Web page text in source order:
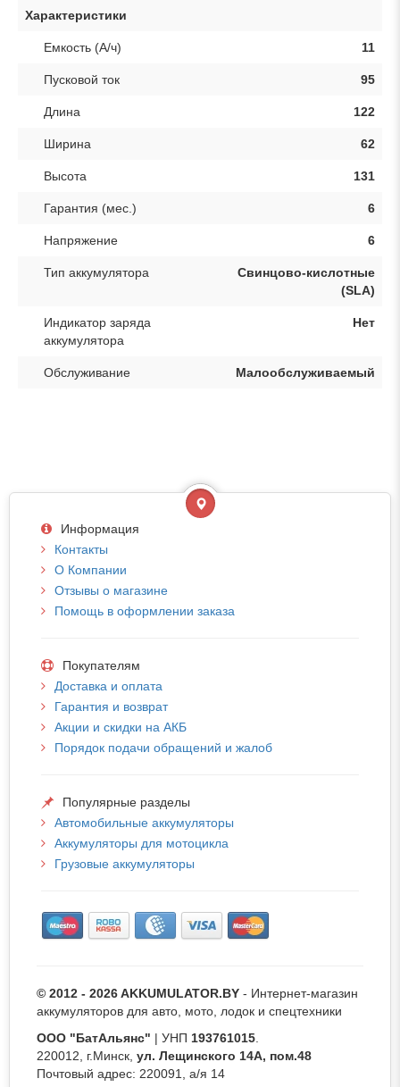
Характеристики
Емкость (А/ч) 11
Пусковой ток 95
Длина 122
Ширина 62
Высота 131
Гарантия (мес.) 6
Напряжение 6
Тип аккумулятора
Свинцово-кислотные
(SLA)
Индикатор заряда
аккумулятора
Нет
Обслуживание Малообслуживаемый
Информация
Контакты
О Компании
Отзывы о магазине
Помощь в оформлении заказа
Покупателям
Доставка и оплата
Гарантия и возврат
Акции и скидки на АКБ
Порядок подачи обращений и жалоб
Популярные разделы
Автомобильные аккумуляторы
Аккумуляторы для мотоцикла
Грузовые аккумуляторы
© 2012 - 2026 AKKUMULATOR.BY - Интернет-магазин
аккумуляторов для авто, мото, лодок и спецтехники
ООО "БатАльянс" | УНП 193761015
220012, г.Минск, ул. Лещинского 14А, пом.48
Почтовый адрес: 220091, а/я 14